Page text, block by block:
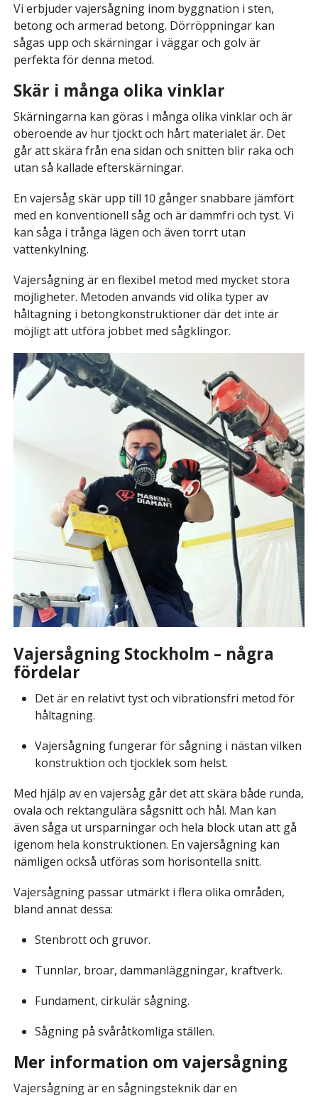
Vi erbjuder vajersågning inom byggnation i sten,
betong och armerad betong. Dörröppningar kan
sågas upp och skärningar i väggar och golv är
perfekta för denna metod.
Skär i många olika vinklar
Skärningarna kan göras i många olika vinklar och är
oberoende av hur tjockt och hårt materialet är. Det
går att skära från ena sidan och snitten blir raka och
utan så kallade efterskärningar.
En vajersåg skär upp till 10 gånger snabbare jämfört
med en konventionell såg och är dammfri och tyst. Vi
kan såga i trånga lägen och även torrt utan
vattenkylning.
Vajersågning är en flexibel metod med mycket stora
möjligheter. Metoden används vid olika typer av
håltagning i betongkonstruktioner där det inte är
möjligt att utföra jobbet med sågklingor.
Vajersågning Stockholm – några
fördelar
Det är en relativt tyst och vibrationsfri metod för
håltagning.
Vajersågning fungerar för sågning i nästan vilken
konstruktion och tjocklek som helst.
Med hjälp av en vajersåg går det att skära både runda,
ovala och rektangulära sågsnitt och hål. Man kan
även såga ut ursparningar och hela block utan att gå
igenom hela konstruktionen. En vajersågning kan
nämligen också utföras som horisontella snitt.
Vajersågning passar utmärkt i flera olika områden,
bland annat dessa:
Stenbrott och gruvor.
Tunnlar, broar, dammanläggningar, kraftverk.
Fundament, cirkulär sågning.
Sågning på svåråtkomliga ställen.
Mer information om vajersågning
Vajersågning är en sågningsteknik där en